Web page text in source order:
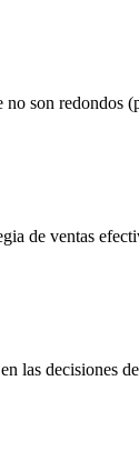
son redondos
de ventas
las decisiones